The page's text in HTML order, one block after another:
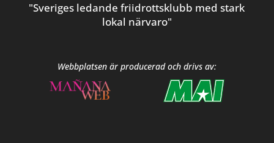
"Sveriges ledande friidrottsklubb med stark
lokal närvaro"
Webbplatsen är producerad och drivs av: